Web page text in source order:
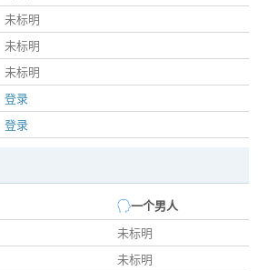
未标明
未标明
未标明
登录
登录
一个男人
未标明
未标明